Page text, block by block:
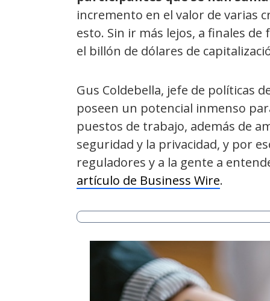
incremento en el valor de varias
esto. Sin ir más lejos, a finales
el billón de dólares de
Gus Coldebella, jefe de políticas
poseen un potencial inmenso
puestos de trabajo, además de
seguridad y la privacidad, y por
reguladores y a la gente a
artículo de Business Wire.